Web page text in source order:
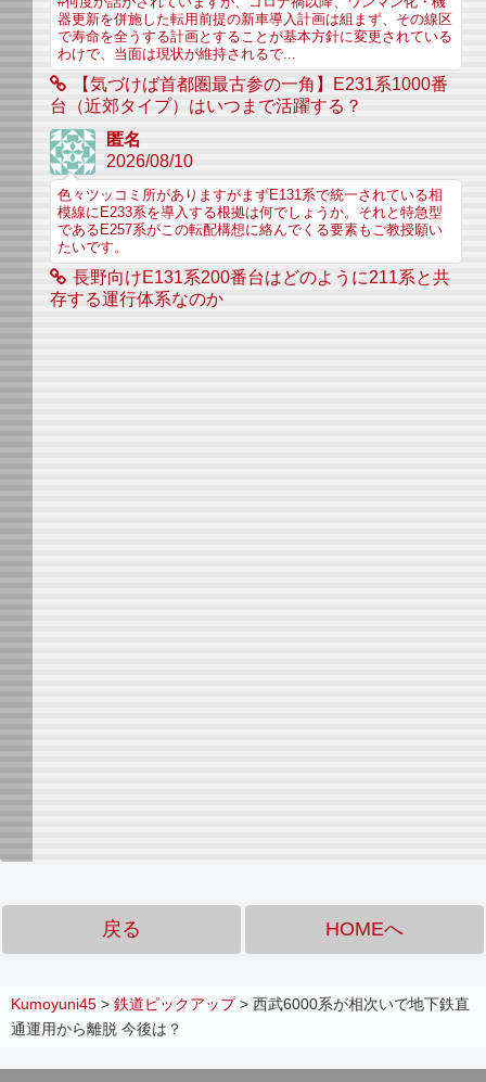
器更新を併施した転用前提の新車導入計画は組まず、その線区
で寿命を全うする計画とすることが基本方針に変更されている
わけで、当面は現状が維持されるで...
【気づけば首都圏最古参の一角】E231系1000番
台（近郊タイプ）はいつまで活躍する？
匿名
2026/08/10
色々ツッコミ所がありますがまずE131系で統一されている相
模線にE233系を導入する根拠は何でしょうか。それと特急型
であるE257系がこの転配構想に絡んでくる要素もご教授願い
たいです。
長野向けE131系200番台はどのように211系と共
存する運行体系なのか
戻る HOMEへ
Kumoyuni45 > 鉄道ピックアップ> 西武6000系が相次いで地下鉄直
通運用から離脱 今後は？